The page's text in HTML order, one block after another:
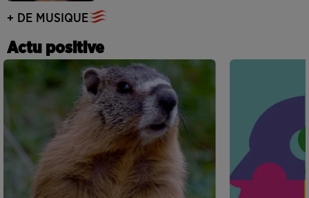
+ DE MUSIQUE
Actu positive